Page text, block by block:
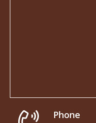
Phone